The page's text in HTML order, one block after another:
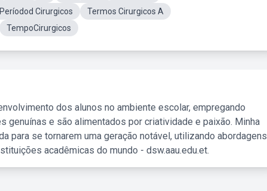
Cirurgicos
Termos Cirurgicos A
TempoCirurgicos
dos alunos no ambiente escolar, empregando
e são alimentados por criatividade e paixão. Minha
para se tornarem uma geração notável, utilizando abordagens
acadêmicas do mundo - dsw.aau.edu.et.